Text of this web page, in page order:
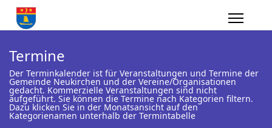
Termine
Der Terminkalender ist für Veranstaltungen und Termine der
Gemeinde Neukirchen und der Vereine/Organisationen
gedacht. Kommerzielle Veranstaltungen sind nicht
aufgeführt. Sie können die Termine nach Kategorien filtern.
Dazu klicken Sie in der Monatsansicht auf den
Kategorienamen unterhalb der Termintabelle